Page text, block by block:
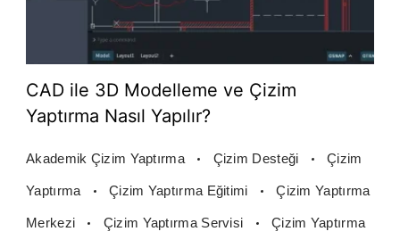
CAD ile 3D Modelleme ve Çizim
Yaptırma Nasıl Yapılır?
Akademik Çizim Yaptırma Çizim Desteği Çizim
Yaptırma Çizim Yaptırma Eğitimi Çizim Yaptırma
Merkezi Çizim Yaptırma Servisi Çizim Yaptırma